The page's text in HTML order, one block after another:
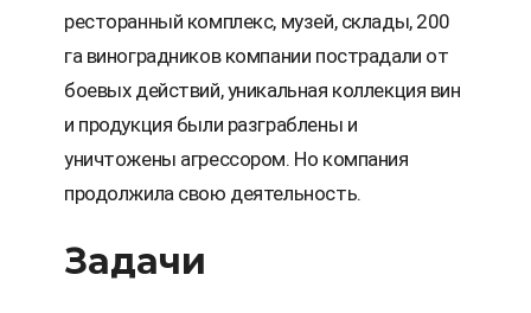
ресторанный комплекс, музей, склады, 200
га виноградников компании пострадали от
боевых действий, уникальная коллекция вин
и продукция были разграблены и
уничтожены агрессором. Но компания
продолжила свою деятельность.
Задачи